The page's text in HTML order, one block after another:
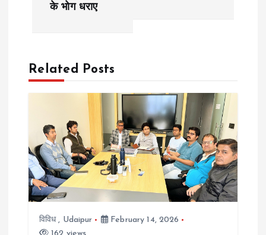
n
a
g
के भोग धराए
Related Posts
विविध, Udaipur
February 14, 2026